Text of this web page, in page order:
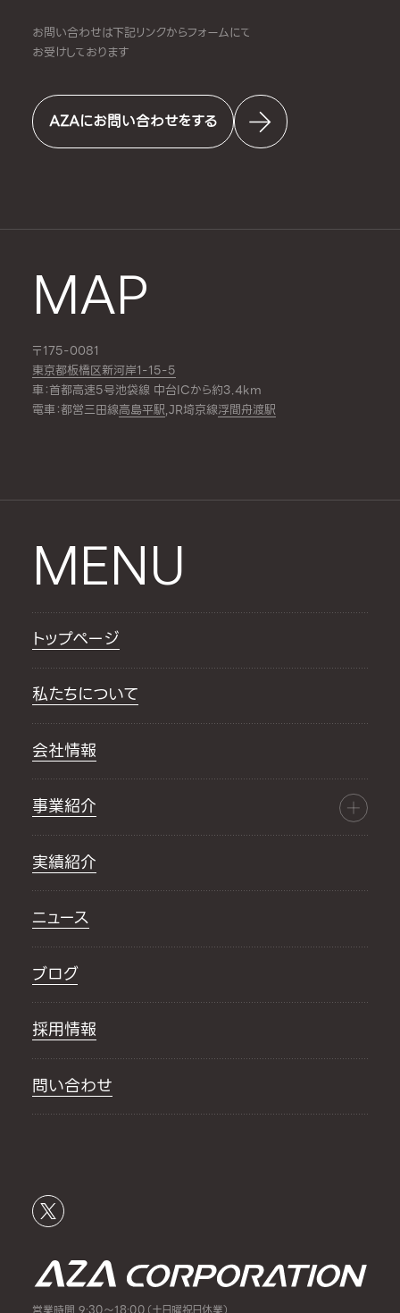
お問い合わせは下記リンクからフォームにて
お受けしております
AZAにお問い合わせをする
MAP
〒175-0081
東京都板橋区新河岸1-15-5
車：首都高速5号池袋線 中台ICから約3.4km
電車：都営三田線高島平駅,JR埼京線浮間舟渡駅
MENU
トップページ
私たちについて
会社情報
事業紹介
実績紹介
ニュース
ブログ
採用情報
問い合わせ